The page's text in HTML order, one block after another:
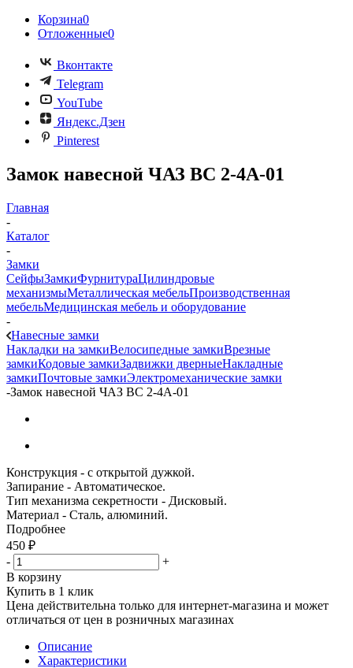
Корзина0
Отложенные0
Вконтакте
Telegram
YouTube
Яндекс.Дзен
Pinterest
Замок навесной ЧАЗ ВС 2-4А-01
Главная
-
Каталог
-
Замки
СейфыЗамкиФурнитураЦилиндровые
механизмыМеталлическая мебельПроизводственная
мебельМедицинская мебель и оборудование
-
Навесные замки
Накладки на замкиВелосипедные замкиВрезные
замкиКодовые замкиЗадвижки дверныеНакладные
замкиПочтовые замкиЭлектромеханические замки
-Замок навесной ЧАЗ ВС 2-4А-01
Конструкция - с открытой дужкой.
Запирание - Автоматическое.
Тип механизма секретности - Дисковый.
Материал - Сталь, алюминий.
Подробнее
450 ₽
-
+
В корзину
Купить в 1 клик
Цена действительна только для интернет-магазина и может
отличаться от цен в розничных магазинах
Описание
Характеристики